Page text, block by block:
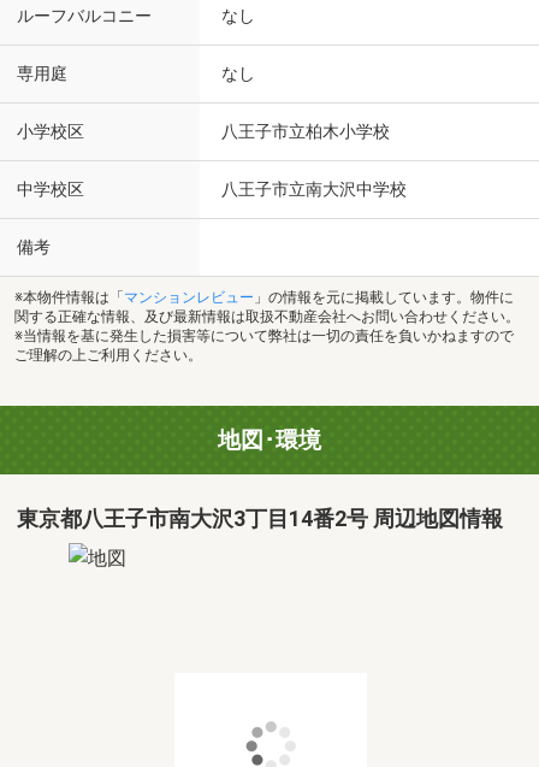
ルーフバルコニー なし
専用庭 なし
小学校区 八王子市立柏木小学校
中学校区 八王子市立南大沢中学校
備考
※本物件情報は「 マンションレビュー 」の情報を元に掲載しています。物件に
関する正確な情報、及び最新情報は取扱不動産会社へお問い合わせください。
※当情報を基に発生した損害等について弊社は一切の責任を負いかねますので
ご理解の上ご利用ください。
地図･環境
東京都八王子市南大沢3丁目14番2号 周辺地図情報